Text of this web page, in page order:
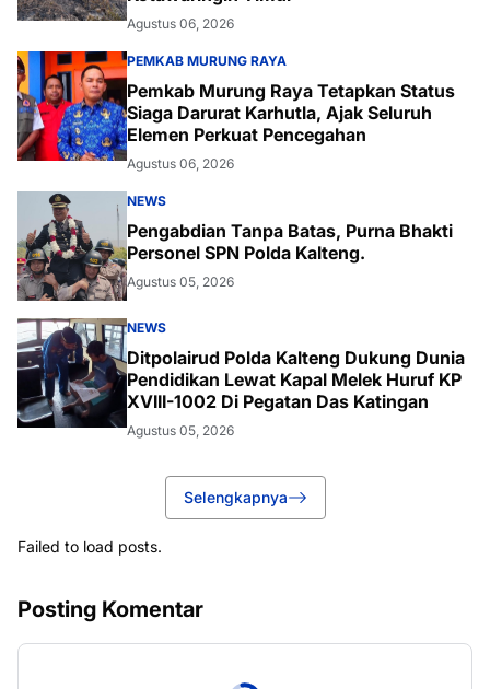
Agustus 06, 2026
PEMKAB MURUNG RAYA
Pemkab Murung Raya Tetapkan Status
Siaga Darurat Karhutla, Ajak Seluruh
Elemen Perkuat Pencegahan
Agustus 06, 2026
NEWS
Pengabdian Tanpa Batas, Purna Bhakti
Personel SPN Polda Kalteng.
Agustus 05, 2026
NEWS
Ditpolairud Polda Kalteng Dukung Dunia
Pendidikan Lewat Kapal Melek Huruf KP
XVIII-1002 Di Pegatan Das Katingan
Agustus 05, 2026
Selengkapnya
Failed to load posts.
Posting Komentar